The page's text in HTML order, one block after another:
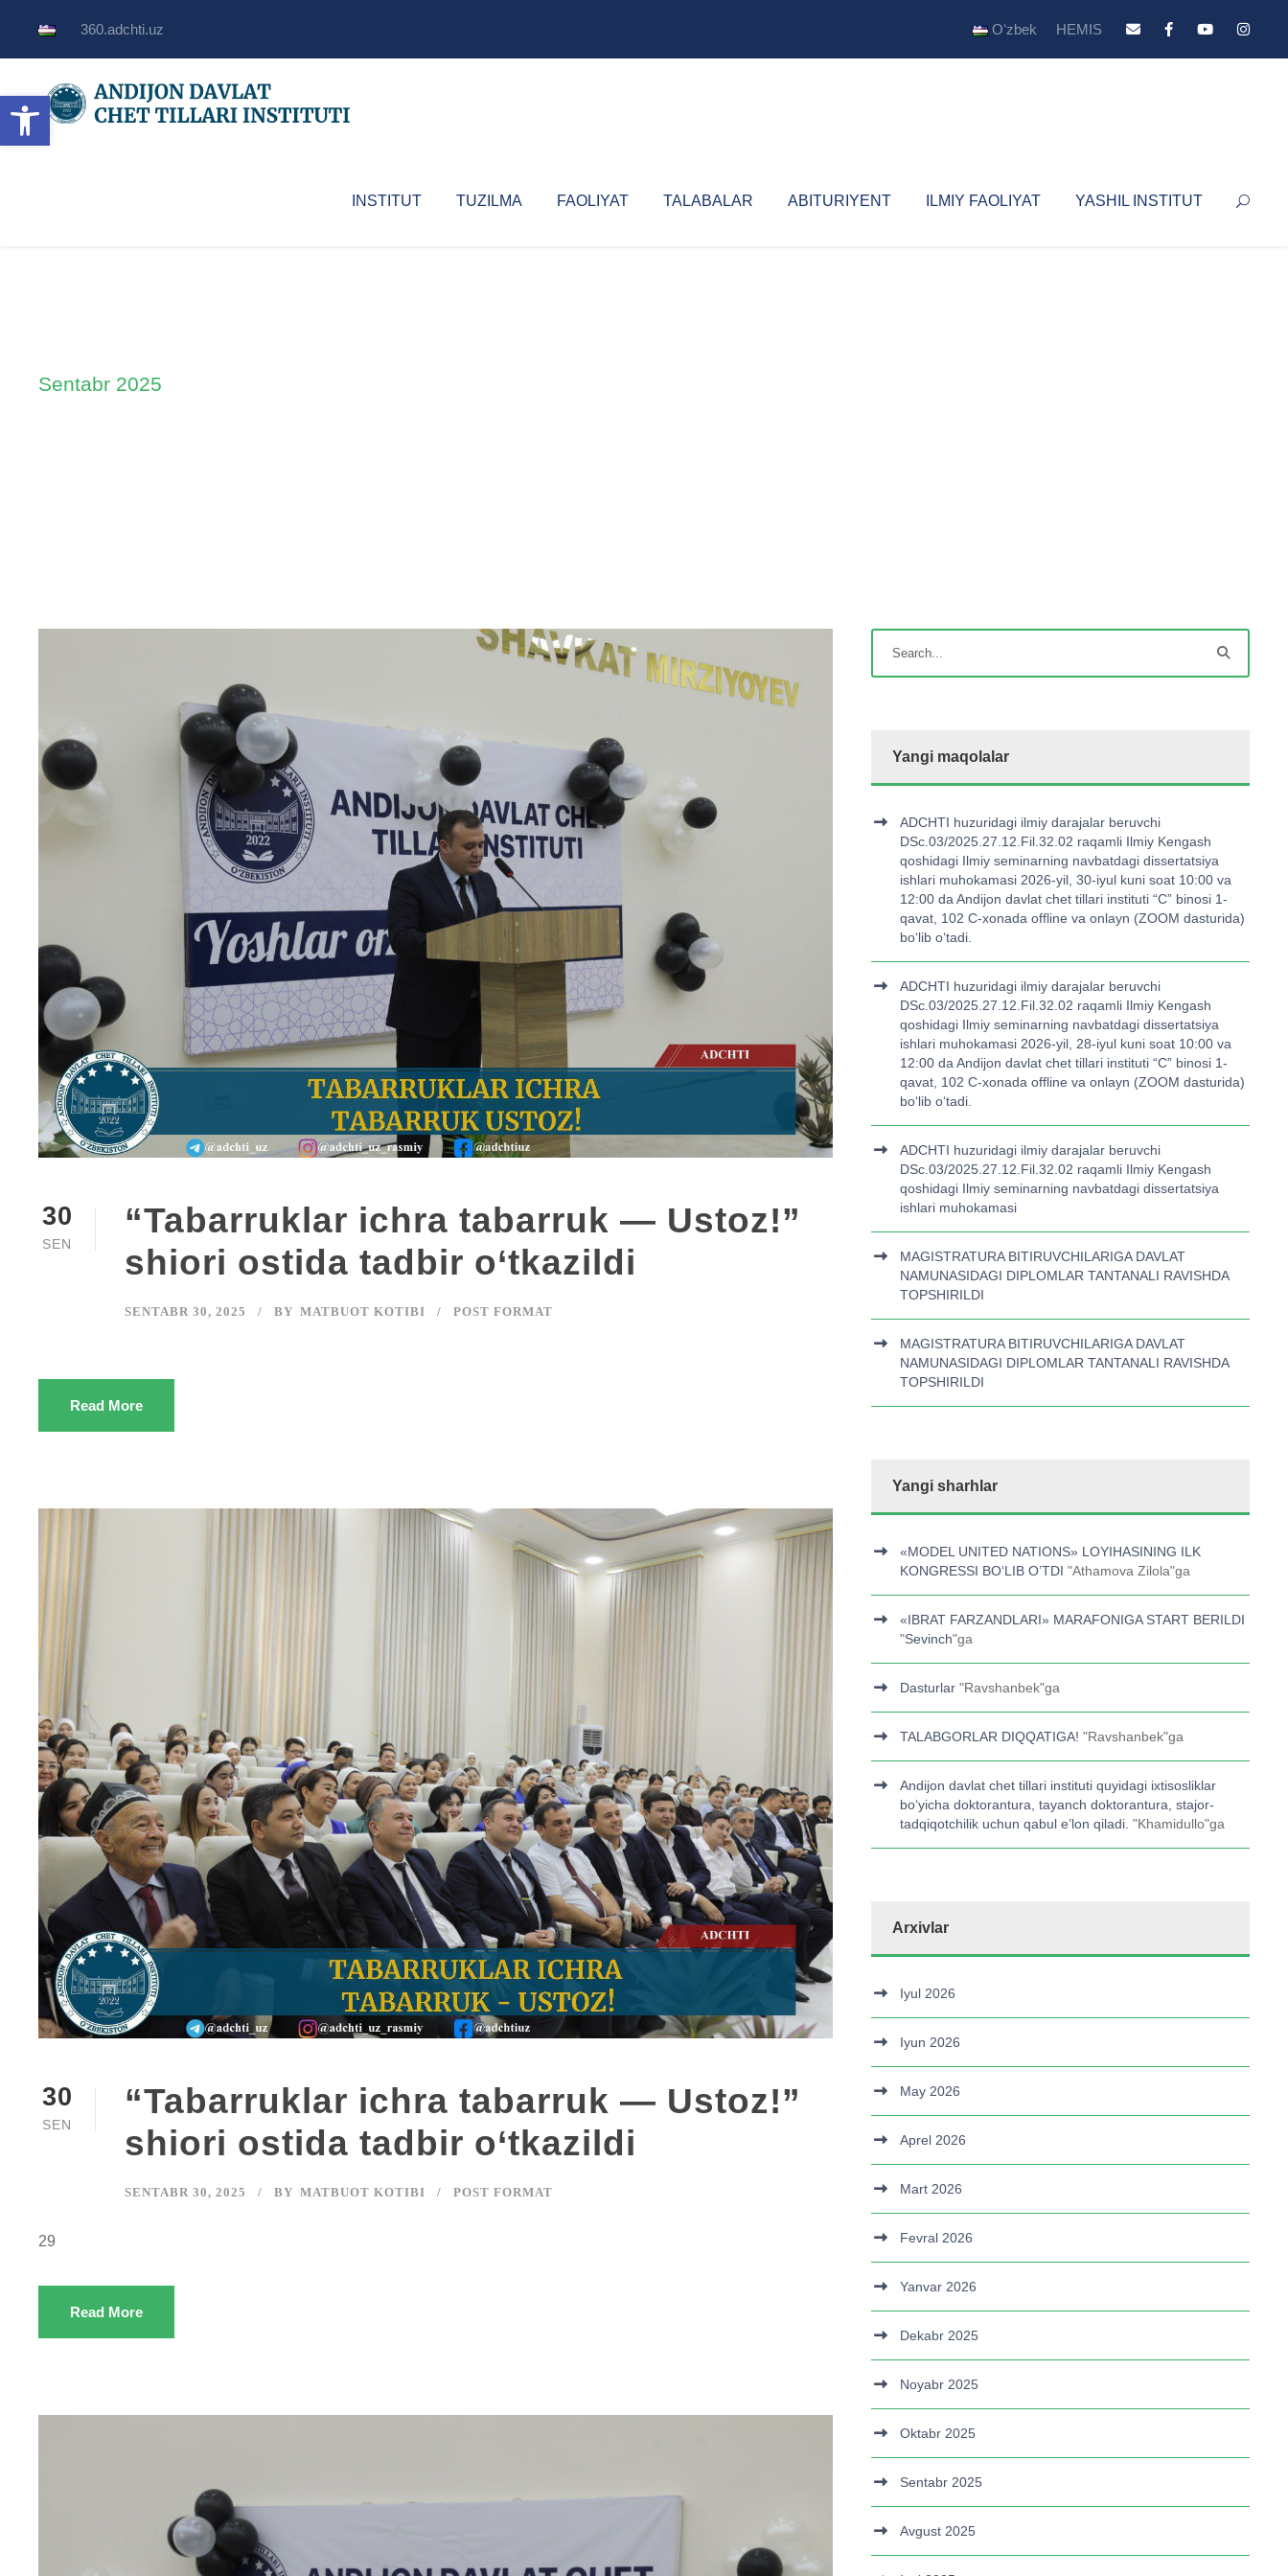
Open toolbar
360.adchti.uz Oʻzbek HEMIS
INSTITUT TUZILMA FAOLIYAT TALABALAR ABITURIYENT ILMIY FAOLIYAT YASHIL INSTITUT
Sentabr 2025
30
SEN
“Tabarruklar ichra tabarruk — Ustoz!”
shiori ostida tadbir o‘tkazildi
SENTABR 30, 2025 BY MATBUOT KOTIBI POST FORMAT
Read More
30
SEN
“Tabarruklar ichra tabarruk — Ustoz!”
shiori ostida tadbir o‘tkazildi
SENTABR 30, 2025 BY MATBUOT KOTIBI POST FORMAT
29
Read More
Yangi maqolalar
ADCHTI huzuridagi ilmiy darajalar beruvchi
DSc.03/2025.27.12.Fil.32.02 raqamli Ilmiy Kengash
qoshidagi Ilmiy seminarning navbatdagi dissertatsiya
ishlari muhokamasi 2026-yil, 30-iyul kuni soat 10:00 va
12:00 da Andijon davlat chet tillari instituti “C” binosi 1-
qavat, 102 C-xonada offline va onlayn (ZOOM dasturida)
bo‘lib o‘tadi.
ADCHTI huzuridagi ilmiy darajalar beruvchi
DSc.03/2025.27.12.Fil.32.02 raqamli Ilmiy Kengash
qoshidagi Ilmiy seminarning navbatdagi dissertatsiya
ishlari muhokamasi 2026-yil, 28-iyul kuni soat 10:00 va
12:00 da Andijon davlat chet tillari instituti “C” binosi 1-
qavat, 102 C-xonada offline va onlayn (ZOOM dasturida)
bo‘lib o‘tadi.
ADCHTI huzuridagi ilmiy darajalar beruvchi
DSc.03/2025.27.12.Fil.32.02 raqamli Ilmiy Kengash
qoshidagi Ilmiy seminarning navbatdagi dissertatsiya
ishlari muhokamasi
MAGISTRATURA BITIRUVCHILARIGA DAVLAT
NAMUNASIDAGI DIPLOMLAR TANTANALI RAVISHDA
TOPSHIRILDI
MAGISTRATURA BITIRUVCHILARIGA DAVLAT
NAMUNASIDAGI DIPLOMLAR TANTANALI RAVISHDA
TOPSHIRILDI
Yangi sharhlar
«MODEL UNITED NATIONS» LOYIHASINING ILK
KONGRESSI BOʻLIB O’TDI "Athamova Zilola"ga
«IBRAT FARZANDLARI» MARAFONIGA START BERILDI
"Sevinch"ga
Dasturlar "Ravshanbek"ga
TALABGORLAR DIQQATIGA! "Ravshanbek"ga
Andijon davlat chet tillari instituti quyidagi ixtisosliklar
bo‘yicha doktorantura, tayanch doktorantura, stajor-
tadqiqotchilik uchun qabul e’lon qiladi. "Khamidullo"ga
Arxivlar
Iyul 2026
Iyun 2026
May 2026
Aprel 2026
Mart 2026
Fevral 2026
Yanvar 2026
Dekabr 2025
Noyabr 2025
Oktabr 2025
Sentabr 2025
Avgust 2025